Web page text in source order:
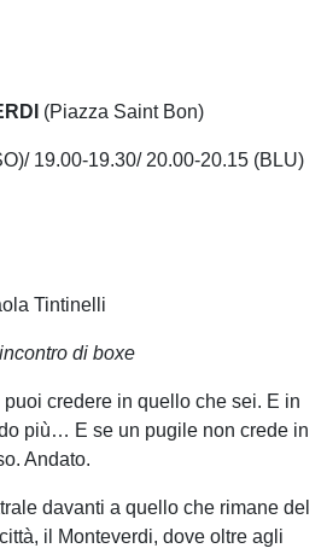
(Piazza Saint Bon)
19.00-19.30/ 20.00-20.15 (BLU)
Tintinelli
di boxe
credere in quello che sei. E in
più… E se un pugile non crede in
Andato.
davanti a quello che rimane del
il Monteverdi, dove oltre agli